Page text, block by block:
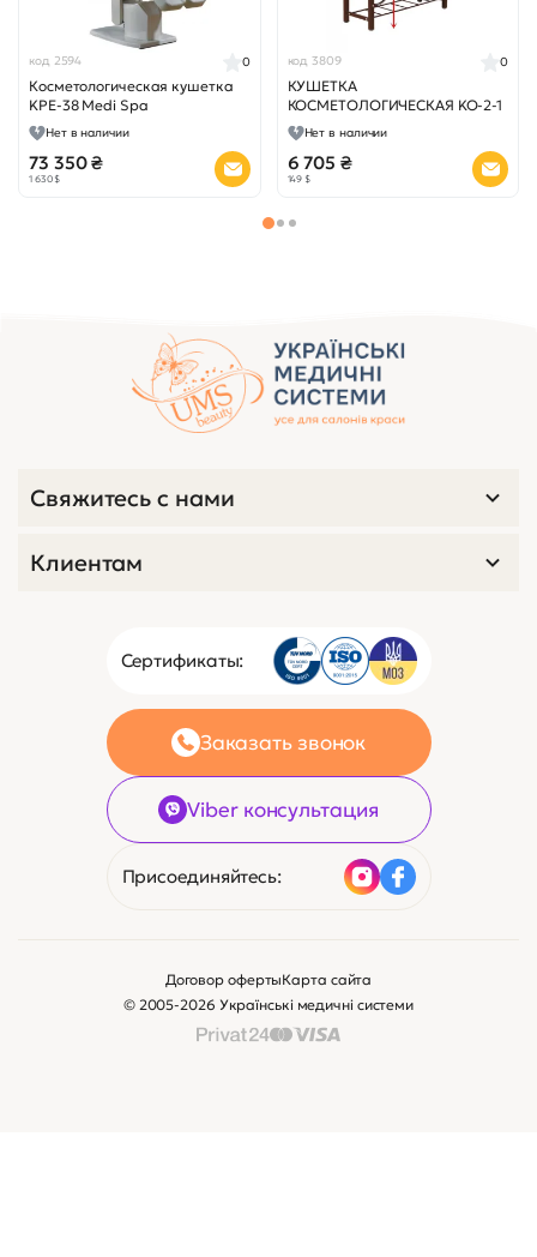
код 2594
Косметологическая кушетка
KPE-38 Medi Spa
0
Нет в наличии
73 350 ₴
1 630 $
код 3809
КУШЕТКА
КОСМЕТОЛОГИЧЕСКАЯ KO-2-1
0
Нет в наличии
6 705 ₴
149 $
Сертификаты:
Заказать звонок
Viber консультация
Присоединяйтесь:
Свяжитесь с нами
Клиентам
© 2005-2026 Українські медичні системи
Договор офертыКарта сайта